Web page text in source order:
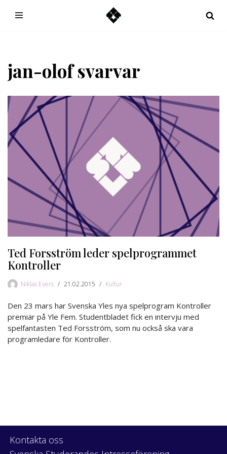
jan-olof svarvar
Ted Forsström leder spelprogrammet
Kontroller
Niklas Evers 21.02.2015 Kultur
Den 23 mars har Svenska Yles nya spelprogram Kontroller
premiär på Yle Fem. Studentbladet fick en intervju med
spelfantasten Ted Forsström, som nu också ska vara
programledare för Kontroller.
Kontakta oss